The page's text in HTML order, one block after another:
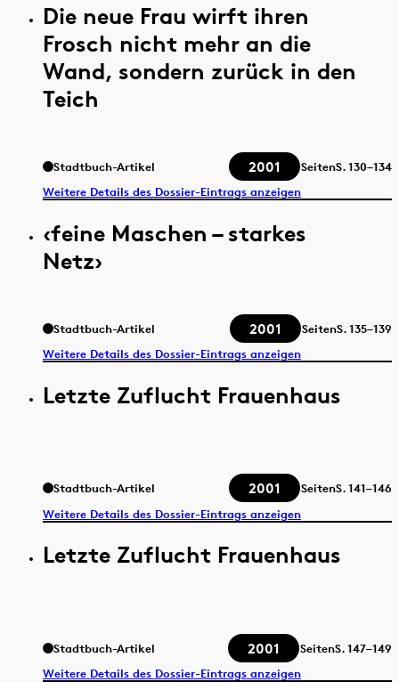
Die neue Frau wirft ihren
Frosch nicht mehr an die
Wand, sondern zurück in den
Teich
Stadtbuch-Artikel 2001 SeitenS.130–134
Weitere Details des Dossier-Eintrags anzeigen
‹feine Maschen – starkes
Netz›
Stadtbuch-Artikel 2001 SeitenS.135–139
Weitere Details des Dossier-Eintrags anzeigen
Letzte Zuflucht Frauenhaus
Stadtbuch-Artikel 2001 SeitenS.141–146
Weitere Details des Dossier-Eintrags anzeigen
Letzte Zuflucht Frauenhaus
Stadtbuch-Artikel 2001 SeitenS.147–149
Weitere Details des Dossier-Eintrags anzeigen